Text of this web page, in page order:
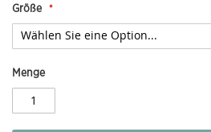
Größe
Menge